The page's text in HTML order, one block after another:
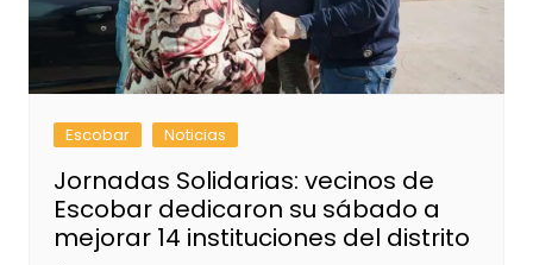
Escobar Noticias
Jornadas Solidarias: vecinos de
Escobar dedicaron su sábado a
mejorar 14 instituciones del distrito